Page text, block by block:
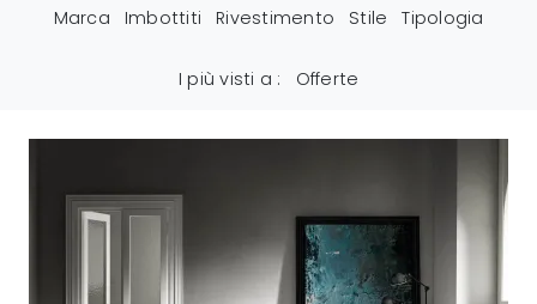
Marca Imbottiti Rivestimento Stile Tipologia
I più visti a : Offerte